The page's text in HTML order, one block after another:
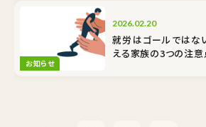
お知らせ
2026.02.20
就労はゴールでは
える家族の3つの注意